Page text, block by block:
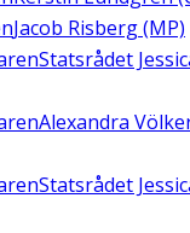
Jacob Risberg (MP)
Statsrådet
Alexandra
Statsrådet